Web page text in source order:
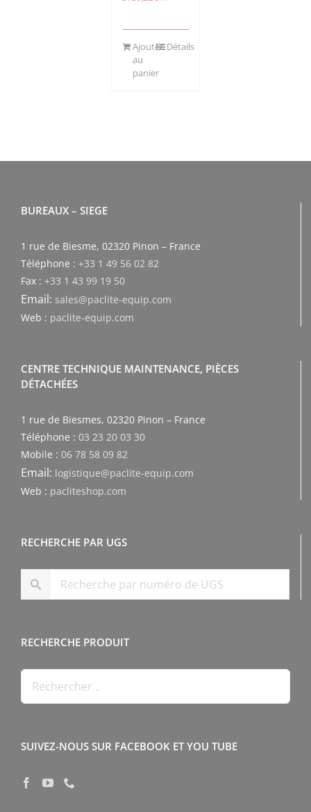
Ajouter
au
panier
Détails
BUREAUX – SIEGE
1 rue de Biesme, 02320 Pinon – France
Téléphone : +33 1 49 56 02 82
Fax : +33 1 43 99 19 50
Email: sales@paclite-equip.com
Web : paclite-equip.com
CENTRE TECHNIQUE MAINTENANCE, PIÈCES
DÉTACHÉES
1 rue de Biesmes, 02320 Pinon – France
Téléphone : 03 23 20 03 30
Mobile : 06 78 58 09 82
Email: logistique@paclite-equip.com
Web : pacliteshop.com
RECHERCHE PAR UGS
RECHERCHE PRODUIT
SUIVEZ-NOUS SUR FACEBOOK ET YOU TUBE